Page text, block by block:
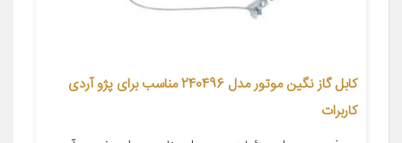
کابل گاز نگین موتور مدل 240496 مناسب برای پژو آردی
کاربرات